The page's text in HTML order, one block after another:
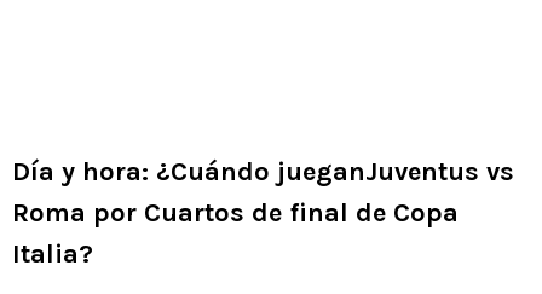
Día y hora: ¿Cuándo jueganJuventus vs
Roma por Cuartos de final de Copa
Italia?